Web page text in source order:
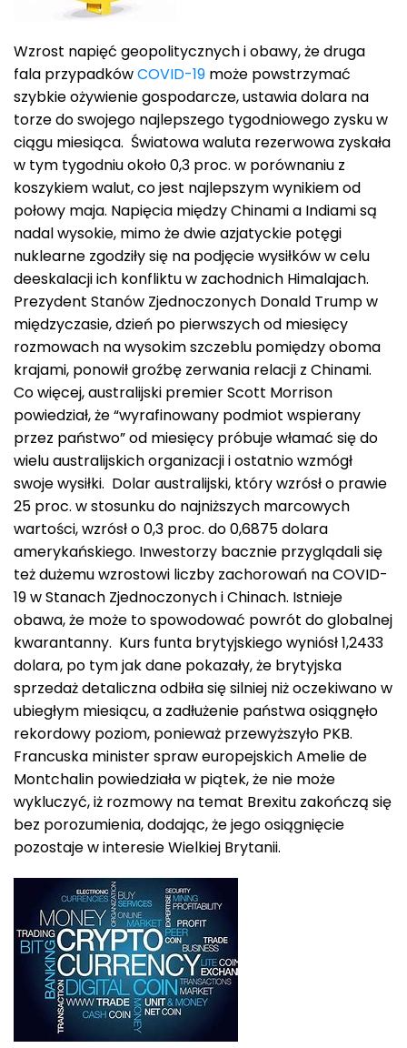
Wzrost napięć geopolitycznych i obawy, że druga
fala przypadkówCOVID-19 może powstrzymać
szybkie ożywienie gospodarcze, ustawia dolara na
torze do swojego najlepszego tygodniowego zysku w
ciągu miesiąca. Światowa waluta rezerwowa zyskała
w tym tygodniu około 0,3 proc. w porównaniu z
koszykiem walut, co jest najlepszym wynikiem od
połowy maja. Napięcia między Chinami a Indiami są
nadal wysokie, mimo że dwie azjatyckie potęgi
nuklearne zgodziły się na podjęcie wysiłków w celu
deeskalacji ich konfliktu w zachodnich Himalajach.
Prezydent Stanów Zjednoczonych Donald Trump w
międzyczasie, dzień po pierwszych od miesięcy
rozmowach na wysokim szczeblu pomiędzy oboma
krajami, ponowił groźbę zerwania relacji z Chinami.
Co więcej, australijski premier Scott Morrison
powiedział, że “wyrafinowany podmiot wspierany
przez państwo” od miesięcy próbuje włamać się do
wielu australijskich organizacji i ostatnio wzmógł
swoje wysiłki. Dolar australijski, który wzrósł o prawie
25 proc. w stosunku do najniższych marcowych
wartości, wzrósł o 0,3 proc. do 0,6875 dolara
amerykańskiego. Inwestorzy bacznie przyglądali się
też dużemu wzrostowi liczby zachorowań na COVID-
19 w Stanach Zjednoczonych i Chinach. Istnieje
obawa, że może to spowodować powrót do globalnej
kwarantanny. Kurs funta brytyjskiego wyniósł 1,2433
dolara, po tym jak dane pokazały, że brytyjska
sprzedaż detaliczna odbiła się silniej niż oczekiwano w
ubiegłym miesiącu, a zadłużenie państwa osiągnęło
rekordowy poziom, ponieważ przewyższyło PKB.
Francuska minister spraw europejskich Amelie de
Montchalin powiedziała w piątek, że nie może
wykluczyć, iż rozmowy na temat Brexitu zakończą się
bez porozumienia, dodając, że jego osiągnięcie
pozostaje w interesie Wielkiej Brytanii.